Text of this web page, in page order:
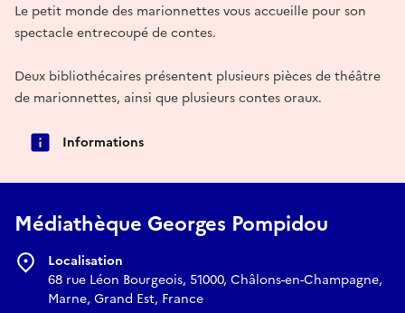
Le petit monde des marionnettes vous accueille pour son
spectacle entrecoupé de contes.
Deux bibliothécaires présentent plusieurs pièces de théâtre
de marionnettes, ainsi que plusieurs contes oraux.
Informations
Médiathèque Georges Pompidou
Localisation
68 rue Léon Bourgeois, 51000, Châlons-en-Champagne,
Marne, Grand Est, France